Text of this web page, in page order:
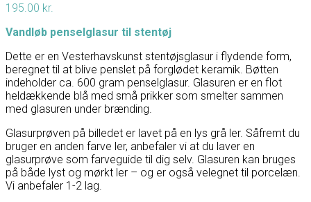
195.00 kr.
Vandløb penselglasur til stentøj
Dette er en Vesterhavskunst stentøjsglasur i flydende form,
beregnet til at blive penslet på forglødet keramik. Bøtten
indeholder ca. 600 gram penselglasur. Glasuren er en flot
heldækkende blå med små prikker som smelter sammen
med glasuren under brænding.
Glasurprøven på billedet er lavet på en lys grå ler. Såfremt du
bruger en anden farve ler, anbefaler vi at du laver en
glasurprøve som farveguide til dig selv. Glasuren kan bruges
på både lyst og mørkt ler – og er også velegnet til porcelæn.
Vi anbefaler 1-2 lag.